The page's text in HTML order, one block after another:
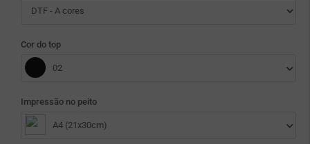
Cor do top
02
Impressão no peito
A4 (21x30cm)